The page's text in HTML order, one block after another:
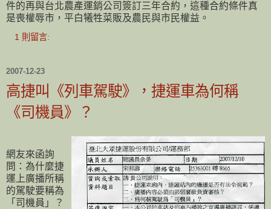
件的再與台北農產運銷公司簽訂三年合約，這種合約條件真
是喪權辱市，平白犧牲菜販及農民與市民權益。
1 則留言:
2007-12-23
高捷叫《列車駕駛》，捷運車為何稱
《司機員》？
網友來函詢
問：為什麼捷
運上廣播所稱
的駕駛要稱為
「司機員」？